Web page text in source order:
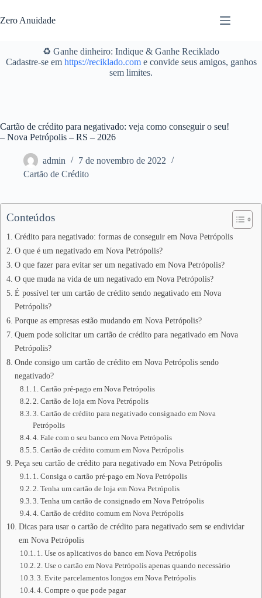
para
o
Zero Anuidade
♻️ Ganhe dinheiro: Indique & Ganhe Reciklado
Cadastre-se em https://reciklado.come convide seus amigos, ganhos
sem limites.
Cartão de crédito para negativado: veja como conseguir o seu!
– Nova Petrópolis – RS – 2026
admin
7 de novembro de 2022
Cartão de Crédito
Conteúdos
Crédito para negativado: formas de conseguir em Nova Petrópolis
O que é um negativado em Nova Petrópolis?
O que fazer para evitar ser um negativado em Nova Petrópolis?
O que muda na vida de um negativado em Nova Petrópolis?
É possível ter um cartão de crédito sendo negativado em Nova
Petrópolis?
Porque as empresas estão mudando em Nova Petrópolis?
Quem pode solicitar um cartão de crédito para negativado em Nova
Petrópolis?
Onde consigo um cartão de crédito em Nova Petrópolis sendo
negativado?
1. Cartão pré-pago em Nova Petrópolis
2. Cartão de loja em Nova Petrópolis
3. Cartão de crédito para negativado consignado em Nova
Petrópolis
4. Fale com o seu banco em Nova Petrópolis
5. Cartão de crédito comum em Nova Petrópolis
Peça seu cartão de crédito para negativado em Nova Petrópolis
1. Consiga o cartão pré-pago em Nova Petrópolis
2. Tenha um cartão de loja em Nova Petrópolis
3. Tenha um cartão de consignado em Nova Petrópolis
4. Cartão de crédito comum em Nova Petrópolis
Dicas para usar o cartão de crédito para negativado sem se endividar
em Nova Petrópolis
1. Use os aplicativos do banco em Nova Petrópolis
2. Use o cartão em Nova Petrópolis apenas quando necessário
3. Evite parcelamentos longos em Nova Petrópolis
4. Compre o que pode pagar